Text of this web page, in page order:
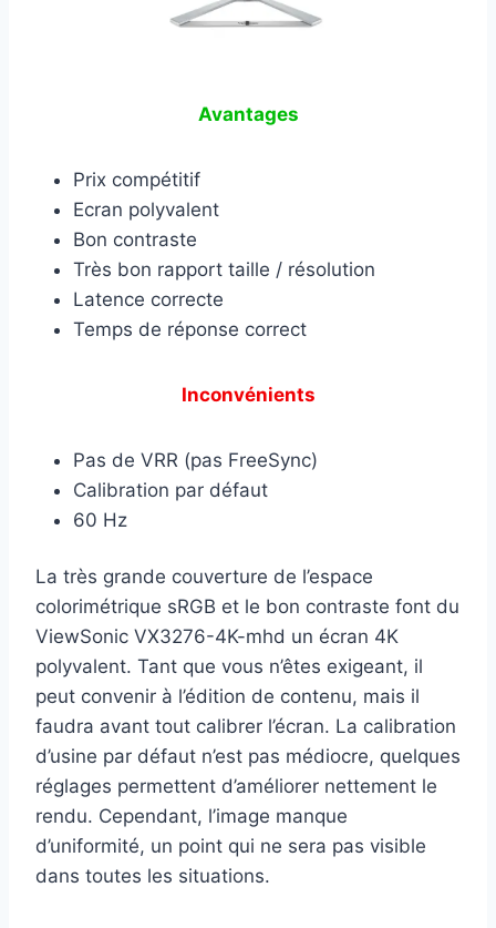
Avantages
Prix compétitif
Ecran polyvalent
Bon contraste
Très bon rapport taille / résolution
Latence correcte
Temps de réponse correct
Inconvénients
Pas de VRR (pas FreeSync)
Calibration par défaut
60 Hz
La très grande couverture de l’espace
colorimétrique sRGB et le bon contraste font du
ViewSonic VX3276-4K-mhd un écran 4K
polyvalent. Tant que vous n’êtes exigeant, il
peut convenir à l’édition de contenu, mais il
faudra avant tout calibrer l’écran. La calibration
d’usine par défaut n’est pas médiocre, quelques
réglages permettent d’améliorer nettement le
rendu. Cependant, l’image manque
d’uniformité, un point qui ne sera pas visible
dans toutes les situations.